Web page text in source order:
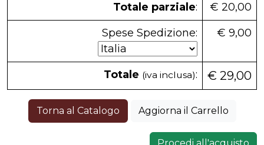
Totale parziale:
€ 20,00
Spese Spedizione:
€ 9,00
Totale (iva inclusa): € 29,00
Torna al Catalogo Aggiorna il Carrello